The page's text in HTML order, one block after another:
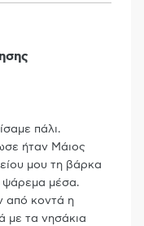
πάλι.
ήταν Μάιος
μου τη βάρκα
ψάρεμα μέσα.
από κοντά η
με τα νησάκια